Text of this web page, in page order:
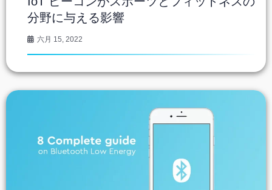
分野に与える影響
六月 15, 2022